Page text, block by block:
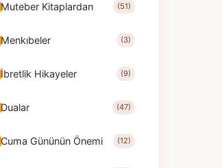
Muteber Kitaplardan (51)
Menkıbeler (3)
İbretlik Hikayeler (9)
Dualar (47)
Cuma Gününün Önemi (12)